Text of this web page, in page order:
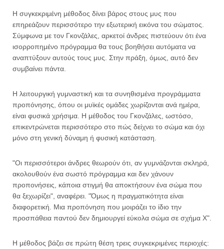
Η συγκεκριμένη μέθοδος δίνει βάρος στους μυς που
επηρεάζουν περισσότερο την εξωτερική εικόνα του σώματος.
Σύμφωνα με τον Γκονζάλες, αρκετοί άνδρες πιστεύουν ότι ένα
ισορροπημένο πρόγραμμα θα τους βοηθήσει αυτόματα να
αναπτύξουν αυτούς τους μυς. Στην πράξη, όμως, αυτό δεν
συμβαίνει πάντα.
Η λειτουργική γυμναστική και τα συνηθισμένα προγράμματα
προπόνησης, όπου οι μυϊκές ομάδες χωρίζονται ανά ημέρα,
είναι φυσικά χρήσιμα. Η μέθοδος του Γκονζάλες, ωστόσο,
επικεντρώνεται περισσότερο στο πώς δείχνει το σώμα και όχι
μόνο στη γενική δύναμη ή φυσική κατάσταση.
"Οι περισσότεροι άνδρες θεωρούν ότι, αν γυμνάζονται σκληρά,
ακολουθούν ένα σωστό πρόγραμμα και δεν χάνουν
προπονήσεις, κάποια στιγμή θα αποκτήσουν ένα σώμα που
θα ξεχωρίζει", αναφέρει. "Όμως η πραγματικότητα είναι
διαφορετική. Μια προπόνηση που μοιράζει το ίδιο την
προσπάθεια παντού δεν δημιουργεί εύκολα σώμα σε σχήμα Χ".
Η μέθοδος βάζει σε πρώτη θέση τρεις συγκεκριμένες περιοχές: